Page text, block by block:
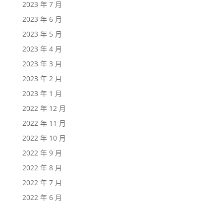
2023 年 7 月
2023 年 6 月
2023 年 5 月
2023 年 4 月
2023 年 3 月
2023 年 2 月
2023 年 1 月
2022 年 12 月
2022 年 11 月
2022 年 10 月
2022 年 9 月
2022 年 8 月
2022 年 7 月
2022 年 6 月